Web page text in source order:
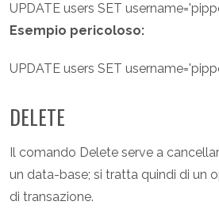
UPDATE users SET
Esempio pericoloso:
UPDATE users SET
DELETE
Il comando Delete serve a
un data-base; si tratta quindi di un
di transazione.